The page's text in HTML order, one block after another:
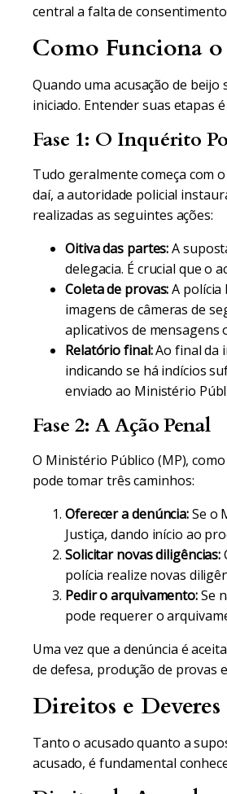
central a falta de
Como Funciona o
Quando uma acusação de
iniciado. Entender suas etapas
Fase 1: O Inquérito
Tudo geralmente começa com
daí, a autoridade policial
realizadas as seguintes ações:
Oitiva das partes:A
delegacia. É crucial que o
Coleta de provas:A polícia
imagens de câmeras de
aplicativos de mensagens
Relatório final:Ao final da
indicando se há indícios
enviado ao Ministério
Fase 2: A Ação Penal
O Ministério Público (MP),
pode tomar três caminhos:
Oferecer a denúncia:Se o
Justiça, dando início ao
Solicitar novas diligências:
polícia realize novas
Pedir o arquivamento:Se
pode requerer o
Uma vez que a denúncia é
de defesa, produção de provas
Direitos e
Tanto o acusado quanto a
acusado, é fundamental